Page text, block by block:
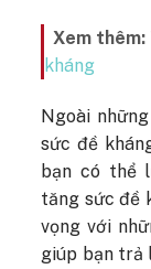
Xem thêm:
kháng
Ngoài
sức đề
bạn có thể
tăng sức đề
vọng với
giúp bạn trả